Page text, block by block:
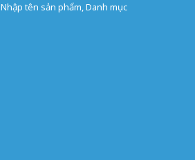
Nhập tên sản phẩm, Danh mục